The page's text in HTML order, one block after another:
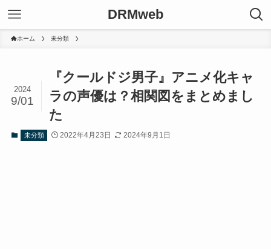
DRMweb
ホーム 未分類
『クールドジ男子』アニメ化キャ
ラの声優は？相関図をまとめまし
た
2024
9/01
未分類 2022年4月23日 2024年9月1日